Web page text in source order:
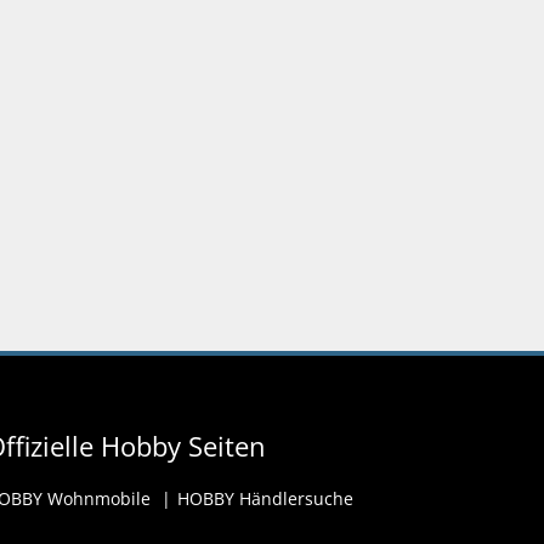
Hobby Seiten
Wohnmobile HOBBY Händlersuche